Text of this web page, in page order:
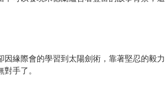
緣際會的學習到太陽劍術，靠著堅忍的毅力
手了。